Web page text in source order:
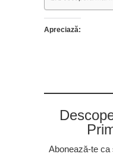
Apreciază:
Abonează-te ca